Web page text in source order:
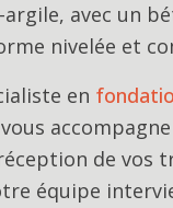
avec un
nivelée et
en
de vos
équipe